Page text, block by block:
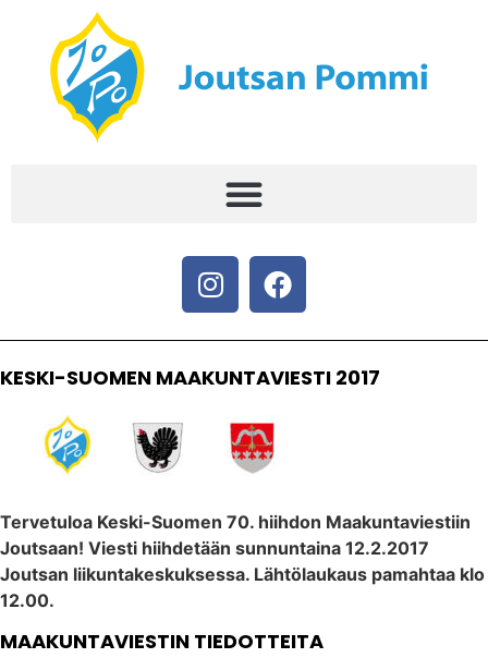
KESKI-SUOMEN MAAKUNTAVIESTI 2017
Tervetuloa Keski-Suomen 70. hiihdon Maakuntaviestiin
Joutsaan! Viesti hiihdetään sunnuntaina 12.2.2017
Joutsan liikuntakeskuksessa. Lähtölaukaus pamahtaa klo
12.00.
MAAKUNTAVIESTIN TIEDOTTEITA